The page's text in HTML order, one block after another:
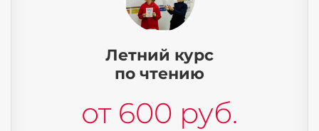
Летний курс
по чтению
от 600 руб.